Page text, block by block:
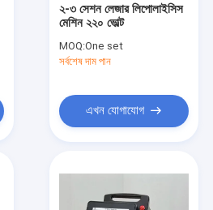
২-৩ সেশন লেজার লিপোলাইসিস
মেশিন ২২০ ভোল্ট
MOQ:One set
সর্বশেষ দাম পান
এখন যোগাযোগ